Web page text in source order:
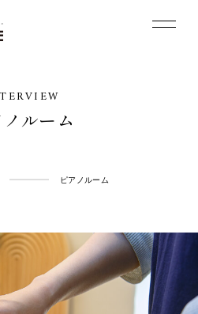
ノルーム
ピアノルーム